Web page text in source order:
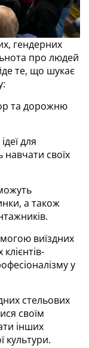
гендерних
про людей
те, що шукає
та дорожню
для
своїх
а також
виїздних
у
стельових
своїм
інших
культури.